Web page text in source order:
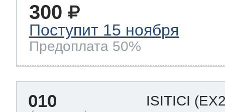
300
Поступит 15 ноября
Предоплата 50%
010 ISITICI